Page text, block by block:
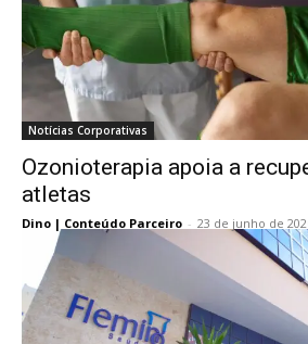
Notícias Corporativas
Ozonioterapia apoia a
atletas
Dino | Conteúdo Parceiro - 23 de junho de